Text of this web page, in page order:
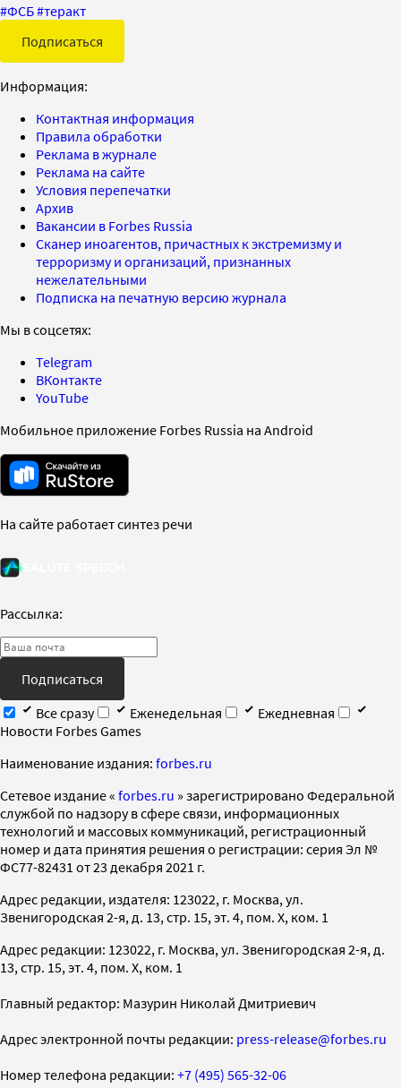
#ФСБ#теракт
Подписаться
Информация:
Контактная информация
Правила обработки
Реклама в журнале
Реклама на сайте
Условия перепечатки
Архив
Вакансии в Forbes Russia
Сканер иноагентов, причастных к экстремизму и
терроризму и организаций, признанных
нежелательными
Подписка на печатную версию журнала
Мы в соцсетях:
Telegram
ВКонтакте
YouTube
Мобильное приложение Forbes Russia на Android
На сайте работает синтез речи
Рассылка:
Подписаться
Все сразу
Еженедельная
Ежедневная
Новости Forbes Games
Наименование издания: forbes.ru
Cетевое издание « forbes.ru » зарегистрировано Федеральной
службой по надзору в сфере связи, информационных
технологий и массовых коммуникаций, регистрационный
номер и дата принятия решения о регистрации: серия Эл №
ФС77-82431 от 23 декабря 2021 г.
Адрес редакции, издателя: 123022, г. Москва, ул.
Звенигородская 2-я, д. 13, стр. 15, эт. 4, пом. X, ком. 1
Адрес редакции: 123022, г. Москва, ул. Звенигородская 2-я, д.
13, стр. 15, эт. 4, пом. X, ком. 1
Главный редактор: Мазурин Николай Дмитриевич
Адрес электронной почты редакции: press-release@forbes.ru
Номер телефона редакции: +7 (495) 565-32-06